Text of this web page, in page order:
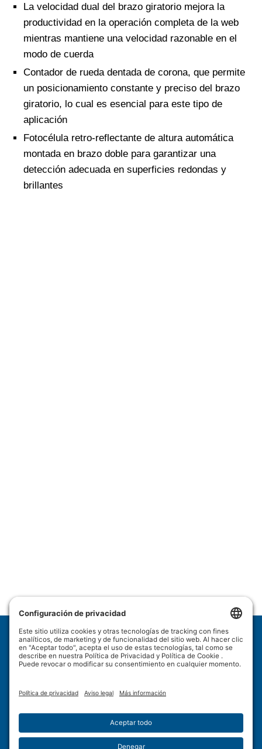
La velocidad dual del brazo giratorio mejora la
productividad en la operación completa de la web
mientras mantiene una velocidad razonable en el
modo de cuerda
Contador de rueda dentada de corona, que permite
un posicionamiento constante y preciso del brazo
giratorio, lo cual es esencial para este tipo de
aplicación
Fotocélula retro-reflectante de altura automática
montada en brazo doble para garantizar una
detección adecuada en superficies redondas y
brillantes
209 Wulftec
Política de privacidad
Descargo de responsabilidad